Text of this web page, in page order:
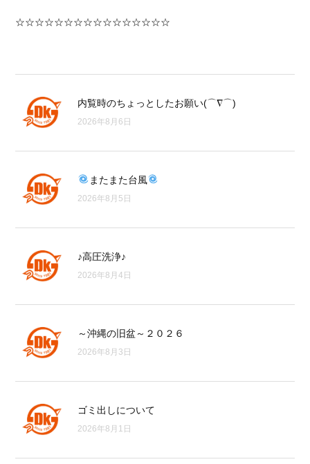
☆☆☆☆☆☆☆☆☆☆☆☆☆☆☆☆
内覧時のちょっとしたお願い(⌒∇⌒)
2026年8月6日
またまた台風
2026年8月5日
♪高圧洗浄♪
2026年8月4日
～沖縄の旧盆～２０２６
2026年8月3日
ゴミ出しについて
2026年8月1日